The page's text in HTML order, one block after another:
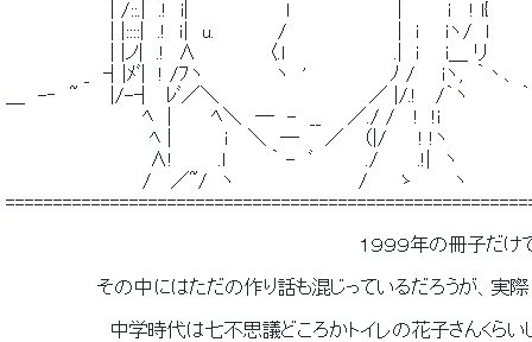
| /::.|　.!　i|　　　　　　　 l 　 　　 　 　　 |　　　 i　 ! l{
| |::::|　.!　ｉ|　u. 　 　 　 /　　　　　　　　 |　i　　iヽ/　l　　
| |ノ|　.!　∧　　 　　　〈.l　　　 　 　　　 .|　i　　i＿ リ
_　┤|ﾒﾞ|　! /ﾌヽ　　　　　 ヽ　'　　　　　　 ﾉ /　　iヽ,　｀丶、
＿　-‐　~　　 |/-┤　ﾚﾞ／＼　　　　　　　　　　　 ／ |/.!　 /｀ヽ　　　　
ﾍ　|　　　ﾍ＼　─　-　__　　／./ /　 !　!i
ﾍ |　　　　ｉ　 ＼　─　　／　 （|/　　 ! !ヽ
∧!　　　 .l　　　 ｀ -　ﾞ　　　　./　　　.!|　ヽ
/　 ／~/　ヽ　　　　　　　　　 /　　 ゝ　　　ヽ
１９９９年の冊子だけでも２
その中にはただの作り話も混じっているだろうが、実際に
中学時代は七不思議どころかトイレの花子さんくらいしか